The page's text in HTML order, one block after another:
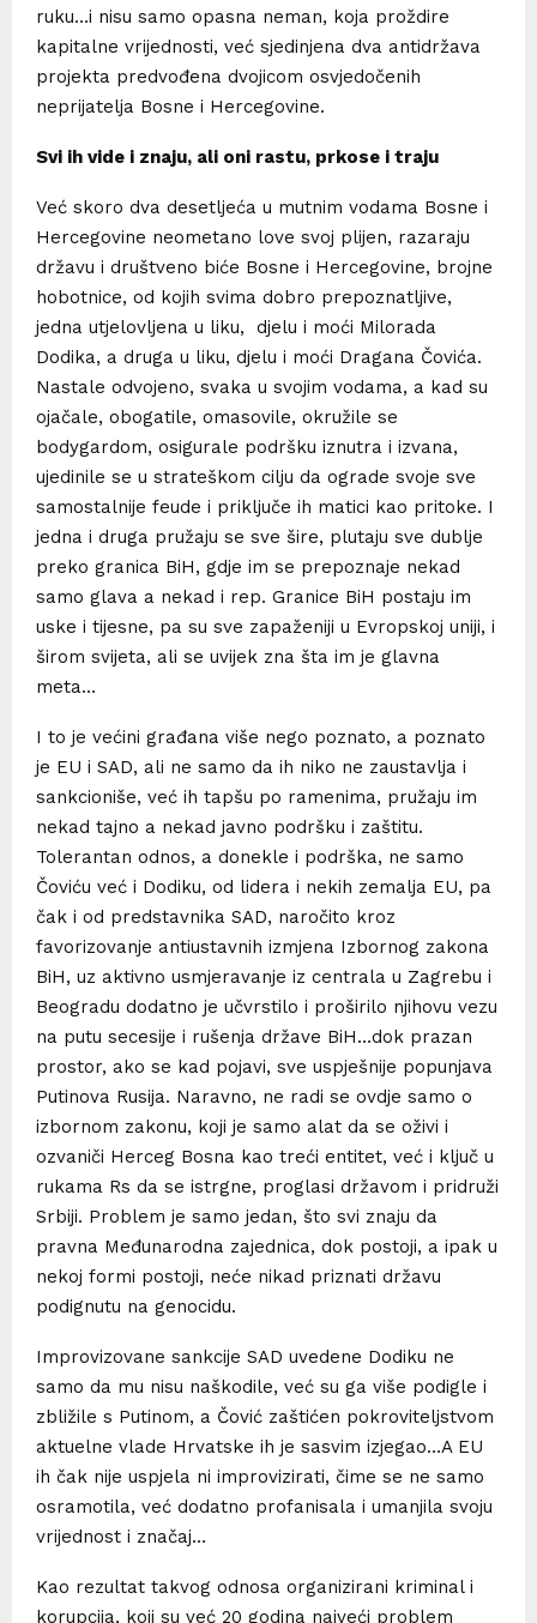
ruku…i nisu samo opasna neman, koja proždire
kapitalne vrijednosti, već sjedinjena dva antidržava
projekta predvođena dvojicom osvjedočenih
neprijatelja Bosne i Hercegovine.
Svi ih vide i znaju, ali oni rastu, prkose i traju
Već skoro dva desetljeća u mutnim vodama Bosne i
Hercegovine neometano love svoj plijen, razaraju
državu i društveno biće Bosne i Hercegovine, brojne
hobotnice, od kojih svima dobro prepoznatljive,
jedna utjelovljena u liku, djelu i moći Milorada
Dodika, a druga u liku, djelu i moći Dragana Čovića.
Nastale odvojeno, svaka u svojim vodama, a kad su
ojačale, obogatile, omasovile, okružile se
bodygardom, osigurale podršku iznutra i izvana,
ujedinile se u strateškom cilju da ograde svoje sve
samostalnije feude i priključe ih matici kao pritoke. I
jedna i druga pružaju se sve šire, plutaju sve dublje
preko granica BiH, gdje im se prepoznaje nekad
samo glava a nekad i rep. Granice BiH postaju im
uske i tijesne, pa su sve zapaženiji u Evropskoj uniji, i
širom svijeta, ali se uvijek zna šta im je glavna
meta…
I to je većini građana više nego poznato, a poznato
je EU i SAD, ali ne samo da ih niko ne zaustavlja i
sankcioniše, već ih tapšu po ramenima, pružaju im
nekad tajno a nekad javno podršku i zaštitu.
Tolerantan odnos, a donekle i podrška, ne samo
Čoviću već i Dodiku, od lidera i nekih zemalja EU, pa
čak i od predstavnika SAD, naročito kroz
favorizovanje antiustavnih izmjena Izbornog zakona
BiH, uz aktivno usmjeravanje iz centrala u Zagrebu i
Beogradu dodatno je učvrstilo i proširilo njihovu vezu
na putu secesije i rušenja države BiH…dok prazan
prostor, ako se kad pojavi, sve uspješnije popunjava
Putinova Rusija. Naravno, ne radi se ovdje samo o
izbornom zakonu, koji je samo alat da se oživi i
ozvaniči Herceg Bosna kao treći entitet, već i ključ u
rukama Rs da se istrgne, proglasi državom i pridruži
Srbiji. Problem je samo jedan, što svi znaju da
pravna Međunarodna zajednica, dok postoji, a ipak u
nekoj formi postoji, neće nikad priznati državu
podignutu na genocidu.
Improvizovane sankcije SAD uvedene Dodiku ne
samo da mu nisu naškodile, već su ga više podigle i
zbližile s Putinom, a Čović zaštićen pokroviteljstvom
aktuelne vlade Hrvatske ih je sasvim izjegao…A EU
ih čak nije uspjela ni improvizirati, čime se ne samo
osramotila, već dodatno profanisala i umanjila svoju
vrijednost i značaj…
Kao rezultat takvog odnosa organizirani kriminal i
korupcija, koji su već 20 godina najveći problem